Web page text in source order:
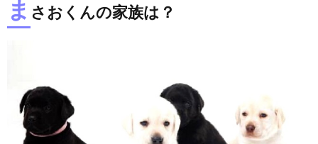
ま さおくんの家族は？